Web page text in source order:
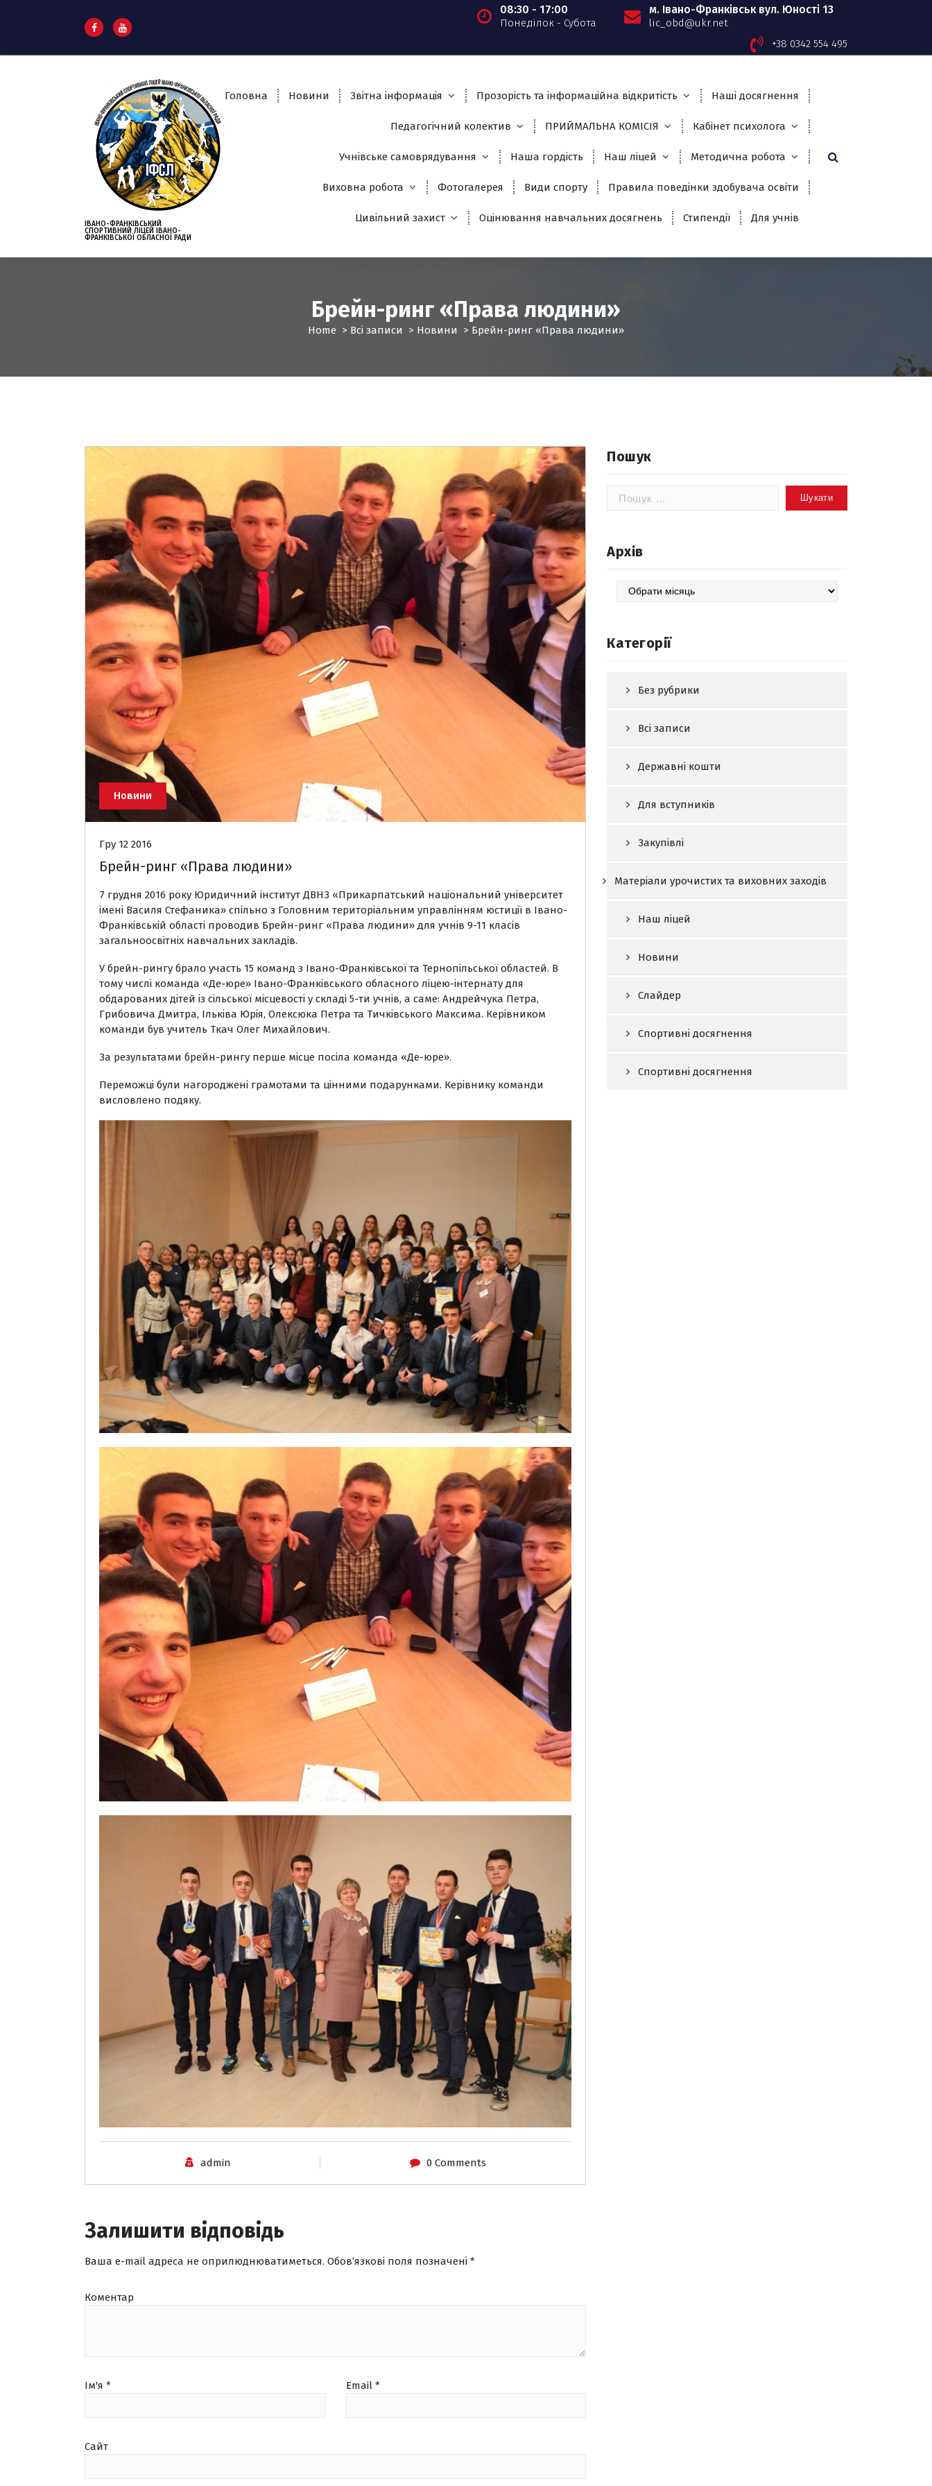
p
08:30 - 17:00
Понеділок - Субота
м. Івано-Франківськ вул. Юності 13
lic_obd@ukr.net
+38 0342 554 495
ІВАНО-ФРАНКІВСЬКИЙ
СПОРТИВНИЙ ЛІЦЕЙ ІВАНО-
ФРАНКІВСЬКОЇ ОБЛАСНОЇ РАДИ
Головна Новини Звітна інформація Прозорість та інформаційна відкритість Наші досягнення
Педагогічний колектив ПРИЙМАЛЬНА КОМІСІЯ Кабінет психолога
Учнівське самоврядування Наша гордість Наш ліцей Методична робота
Виховна робота Фотогалерея Види спорту Правила поведінки здобувача освіти
Цивільний захист Оцінювання навчальних досягнень Стипендії Для учнів
Брейн-ринг «Права людини»
Home > Всі записи > Новини > Брейн-ринг «Права людини»
Новини
Гру 12 2016
Брейн-ринг «Права людини»
7 грудня 2016 року Юридичний інститут ДВНЗ «Прикарпатський національний університет
імені Василя Стефаника» спільно з Головним територіальним управлінням юстиції в Івано-
Франківській області проводив Брейн-ринг «Права людини» для учнів 9-11 класів
загальноосвітніх навчальних закладів.
У брейн-рингу брало участь 15 команд з Івано-Франківської та Тернопільської областей. В
тому числі команда «Де-юре» Івано-Франківського обласного ліцею-інтернату для
обдарованих дітей із сільської місцевості у складі 5-ти учнів, а саме: Андрейчука Петра,
Грибовича Дмитра, Ільківа Юрія, Олексюка Петра та Тичківського Максима. Керівником
команди був учитель Ткач Олег Михайлович.
За результатами брейн-рингу перше місце посіла команда «Де-юре».
Переможці були нагороджені грамотами та цінними подарунками. Керівнику команди
висловлено подяку.
admin 0 Comments
Залишити відповідь
Ваша e-mail адреса не оприлюднюватиметься. Обов’язкові поля позначені *
Коментар
Ім'я * Email *
Сайт
Пошук
Пошук:
Архів
Архів
Категорії
Без рубрики
Всі записи
Державні кошти
Для вступників
Закупівлі
Матеріали урочистих та виховних заходів
Наш ліцей
Новини
Слайдер
Спортивні досягнення
Спортивні досягнення